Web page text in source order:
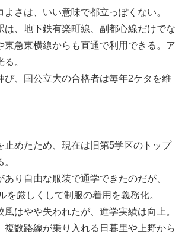
さは、いい意味で都立っぽくない。
は、地下鉄有楽町線、副都心線だけでな
東急東横線からも直通で利用できる。ア
。
び、国公立大の合格者は毎年2ケタを維
止めたため、現在は旧第5学区のトップ
り自由な服装で通学できたのだが、
を厳しくして制服の着用を義務化。
はやや失われたが、進学実績は向上。
複数路線が乗り入れる日暮里や上野から